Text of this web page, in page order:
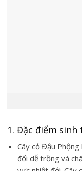
1. Đặc điểm sinh
Cây cỏ Đậu Phộng
đối dễ trồng và